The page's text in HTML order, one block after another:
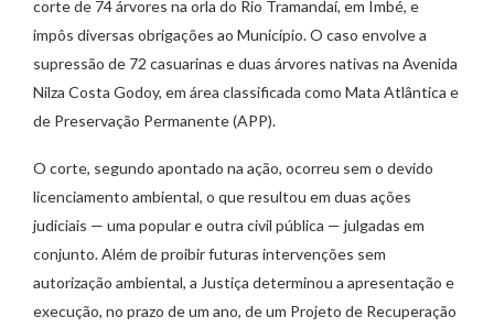
corte de 74 árvores na orla do Rio Tramandaí, em Imbé, e
impôs diversas obrigações ao Município. O caso envolve a
supressão de 72 casuarinas e duas árvores nativas na Avenida
Nilza Costa Godoy, em área classificada como Mata Atlântica e
de Preservação Permanente (APP).
O corte, segundo apontado na ação, ocorreu sem o devido
licenciamento ambiental, o que resultou em duas ações
judiciais — uma popular e outra civil pública — julgadas em
conjunto. Além de proibir futuras intervenções sem
autorização ambiental, a Justiça determinou a apresentação e
execução, no prazo de um ano, de um Projeto de Recuperação